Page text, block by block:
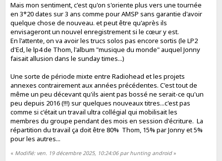
Mais mon sentiment, c'est qu'on s'oriente plus vers une tournée
en 3*20 dates sur 3 ans comme pour AMSP sans garantie d'avoir
quelque chose de nouveau. et peut être qu'après ils
envisageront un nouvel enregistrement si le cœur y est.
En l'attente, on va avoir les trucs solos pas encore sortis (le LP2
d'Ed, le lp4 de Thom, l'album "musique du monde" auquel Jonny
faisait allusion dans le sunday times...)
Une sorte de période mixte entre Radiohead et les projets
annexes contrairement aux années précédentes. C'est tout de
même un peu décevant qu'ils aient pas bossé ne serait-ce qu'un
peu depuis 2016 (!!!) sur quelques nouveaux titres...c'est pas
comme si c'était un travail ultra collégial qui mobilisait les
membres du groupe pendant des mois en session d'écriture. La
répartition du travail ça doit être 80% Thom, 15% par Jonny et 5%
pour les autres...
« Modifié: ven. 19 décembre 2025, 10:24:06 par hunting android»